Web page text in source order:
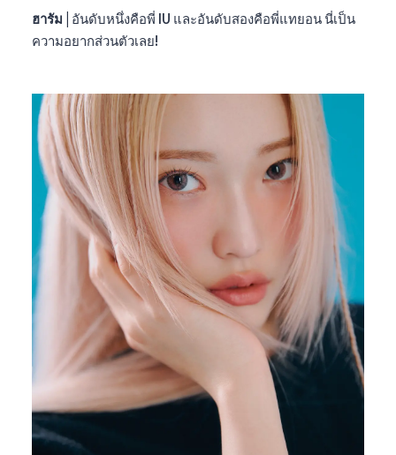
ฮารัม | อันดับหนึ่งคือพี่ IU และอันดับสองคือพี่แทยอน นี่เป็น
ความอยากส่วนตัวเลย!